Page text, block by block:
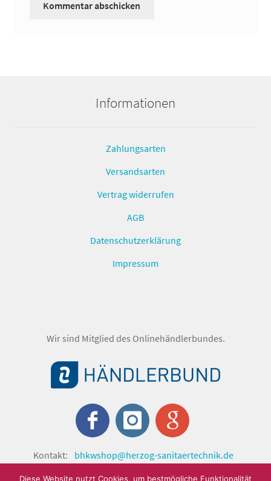
Informationen
Zahlungsarten
Versandsarten
Vertrag widerrufen
AGB
Datenschutzerklärung
Impressum
Wir sind Mitglied des Onlinehändlerbundes.
Kontakt:
bhkwshop@herzog-sanitaertechnik.de
© shop.herzog-sanitaertechnik.de 2024 by Herzog
Diese Website nutzt Cookies, um bestmögliche Funktionalität